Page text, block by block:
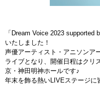
「Dream Voice 2023 supported
いたしました！
声優アーティスト・アニソンア
ライブとなり、開催日程はクリ
京・神田明神ホールです♪
年末を飾る熱いLIVEステージに